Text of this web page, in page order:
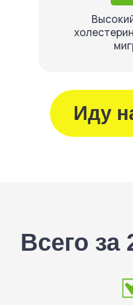
Иду
Всего за